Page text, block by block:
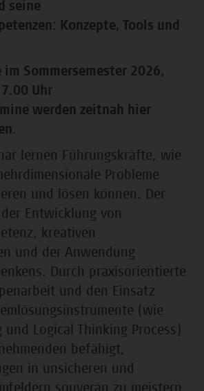
seine
Konzepte, Tools und
im Sommersemester 2026,
Uhr
werden zeitnah hier
lernen Führungskräfte, wie
Probleme
und lösen können. Der
Entwicklung von
kreativen
und der Anwendung
Durch praxisorientierte
und den Einsatz
(wie
und Logical Thinking Process)
befähigt,
in unsicheren und